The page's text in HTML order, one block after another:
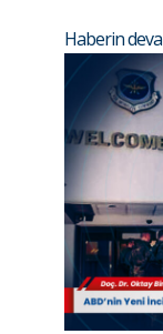
Haberin